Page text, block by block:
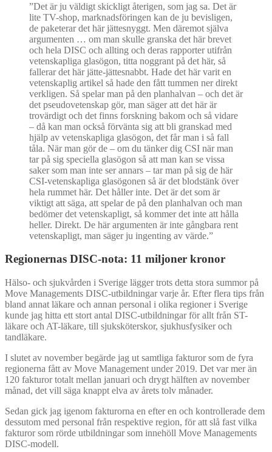
”Det är ju väldigt skickligt återigen, som jag sa. Det är
lite TV-shop, marknadsföringen kan de ju bevisligen,
de paketerar det här jättesnyggt. Men däremot själva
argumenten … om man skulle granska det här brevet
och hela DISC och allting och deras rapporter utifrån
vetenskapliga glasögon, titta noggrant på det här, så
fallerar det här jätte-jättesnabbt. Hade det här varit en
vetenskaplig artikel så hade den fått tummen ner direkt
verkligen. Så spelar man på den planhalvan – och det är
det pseudovetenskap gör, man säger att det här är
trovärdigt och det finns forskning bakom och så vidare
– då kan man också förvänta sig att bli granskad med
hjälp av vetenskapliga glasögon, det får man i så fall
tåla. När man gör de – om du tänker dig CSI när man
tar på sig speciella glasögon så att man kan se vissa
saker som man inte ser annars – tar man på sig de här
CSI-vetenskapliga glasögonen så är det blodstänk över
hela rummet här. Det håller inte. Det är det som är
viktigt att säga, att spelar de på den planhalvan och man
bedömer det vetenskapligt, så kommer det inte att hålla
heller. Direkt. De här argumenten är inte gångbara rent
vetenskapligt, man säger ju ingenting av värde.”
Regionernas DISC-nota: 11 miljoner kronor
Hälso- och sjukvården i Sverige lägger trots detta stora summor på
Move Managements DISC-utbildningar varje år. Efter flera tips från
bland annat läkare och annan personal i olika regioner i Sverige
kunde jag hitta ett stort antal DISC-utbildningar för allt från ST-
läkare och AT-läkare, till sjuksköterskor, sjukhusfysiker och
tandläkare.
I slutet av november begärde jag ut samtliga fakturor som de fyra
regionerna fått av Move Management under 2019. Det var mer än
120 fakturor totalt mellan januari och drygt hälften av november
månad, det vill säga knappt elva av årets tolv månader.
Sedan gick jag igenom fakturorna en efter en och kontrollerade dem
dessutom med personal från respektive region, för att slå fast vilka
fakturor som rörde utbildningar som innehöll Move Managements
DISC-modell.